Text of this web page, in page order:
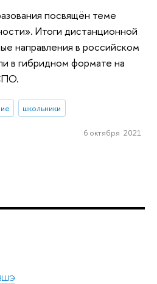
посвящён теме
Итоги дистанционной
направления в российском
в гибридном формате на
школьники
6 октября 2021